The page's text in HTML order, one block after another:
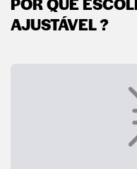
AJUSTÁVEL ?